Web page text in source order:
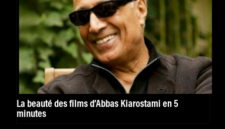
La beauté des films d’Abbas Kiarostami en 5
minutes